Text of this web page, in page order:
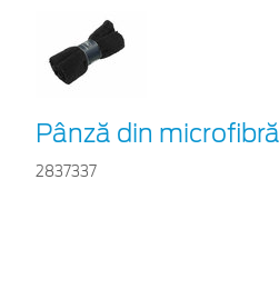
Pânză din
2837337